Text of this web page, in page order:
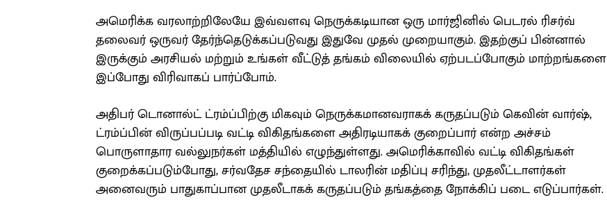
அமெரிக்க வரலாற்றிலேயே இவ்வளவு நெருக்கடியான ஒரு மார்ஜினில் பெடரல் ரிசர்வ்
தலைவர் ஒருவர் தேர்ந்தெடுக்கப்படுவது இதுவே முதல் முறையாகும். இதற்குப் பின்னால்
இருக்கும் அரசியல் மற்றும் உங்கள் வீட்டுத் தங்கம் விலையில் ஏற்படப்போகும் மாற்றங்களை
இப்போது விரிவாகப் பார்ப்போம்.
அதிபர் டொனால்ட் ட்ரம்ப்பிற்கு மிகவும் நெருக்கமானவராகக் கருதப்படும் கெவின் வார்ஷ்,
ட்ரம்ப்பின் விருப்பப்படி வட்டி விகிதங்களை அதிரடியாகக் குறைப்பார் என்ற அச்சம்
பொருளாதார வல்லுநர்கள் மத்தியில் எழுந்துள்ளது. அமெரிக்காவில் வட்டி விகிதங்கள்
குறைக்கப்படும்போது, சர்வதேச சந்தையில் டாலரின் மதிப்பு சரிந்து, முதலீட்டாளர்கள்
அனைவரும் பாதுகாப்பான முதலீடாகக் கருதப்படும் தங்கத்தை நோக்கிப் படை எடுப்பார்கள்.